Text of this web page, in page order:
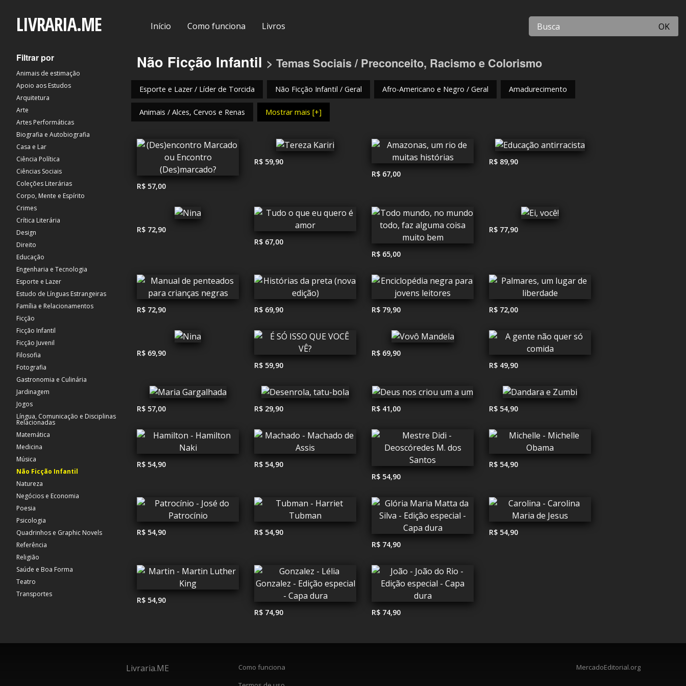
LIVRARIA.ME Início Como funciona Livros OK
Filtrar por
Animais de estimação
Apoio aos Estudos
Arquitetura
Arte
Artes Performáticas
Biografia e Autobiografia
Casa e Lar
Ciência Política
Ciências Sociais
Coleções Literárias
Corpo, Mente e Espírito
Crimes
Crítica Literária
Design
Direito
Educação
Engenharia e Tecnologia
Esporte e Lazer
Estudo de Línguas Estrangeiras
Família e Relacionamentos
Ficção
Ficção Infantil
Ficção Juvenil
Filosofia
Fotografia
Gastronomia e Culinária
Jardinagem
Jogos
Língua, Comunicação e Disciplinas
Relacionadas
Matemática
Medicina
Música
Não Ficção Infantil
Natureza
Negócios e Economia
Poesia
Psicologia
Quadrinhos e Graphic Novels
Referência
Religião
Saúde e Boa Forma
Teatro
Transportes
Não Ficção Infantil > Temas Sociais / Preconceito, Racismo e Colorismo
Esporte e Lazer / Líder de Torcida Não Ficção Infantil / Geral Afro-Americano e Negro / Geral Amadurecimento
Animais / Alces, Cervos e Renas Mostrar mais [+]
R$ 57,00
R$ 59,90
R$ 67,00
R$ 89,90
R$ 72,90
R$ 67,00
R$ 65,00
R$ 77,90
R$ 72,90 R$ 69,90 R$ 79,90 R$ 72,00
R$ 69,90
R$ 59,90
R$ 69,90
R$ 49,90
R$ 57,00 R$ 29,90 R$ 41,00 R$ 54,90
R$ 54,90
R$ 54,90
R$ 54,90
R$ 54,90
R$ 54,90
R$ 54,90
R$ 74,90
R$ 54,90
R$ 54,90
R$ 74,90
R$ 74,90
Livraria.ME
Como funciona
MercadoEditorial.org